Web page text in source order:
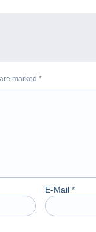
marked *
E-Mail *